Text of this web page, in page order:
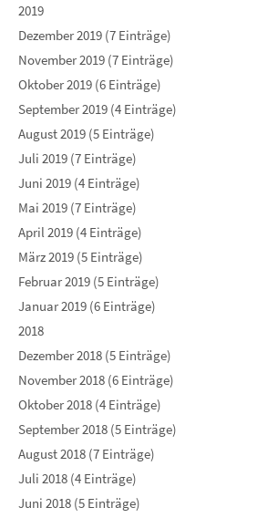
2019
Dezember 2019 (7 Einträge)
November 2019 (7 Einträge)
Oktober 2019 (6 Einträge)
September 2019 (4 Einträge)
August 2019 (5 Einträge)
Juli 2019 (7 Einträge)
Juni 2019 (4 Einträge)
Mai 2019 (7 Einträge)
April 2019 (4 Einträge)
März 2019 (5 Einträge)
Februar 2019 (5 Einträge)
Januar 2019 (6 Einträge)
2018
Dezember 2018 (5 Einträge)
November 2018 (6 Einträge)
Oktober 2018 (4 Einträge)
September 2018 (5 Einträge)
August 2018 (7 Einträge)
Juli 2018 (4 Einträge)
Juni 2018 (5 Einträge)